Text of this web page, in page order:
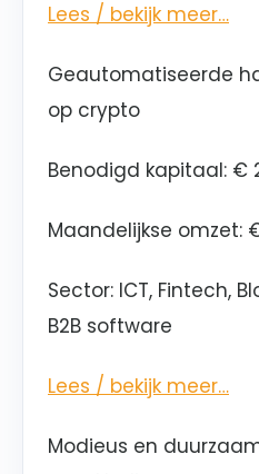
Lees / bekijk meer…
Geautomatiseerde
op crypto
Benodigd kapitaal: €
Maandelijkse omzet:
Sector: ICT, Fintech,
B2B software
Lees / bekijk meer…
Modieus en